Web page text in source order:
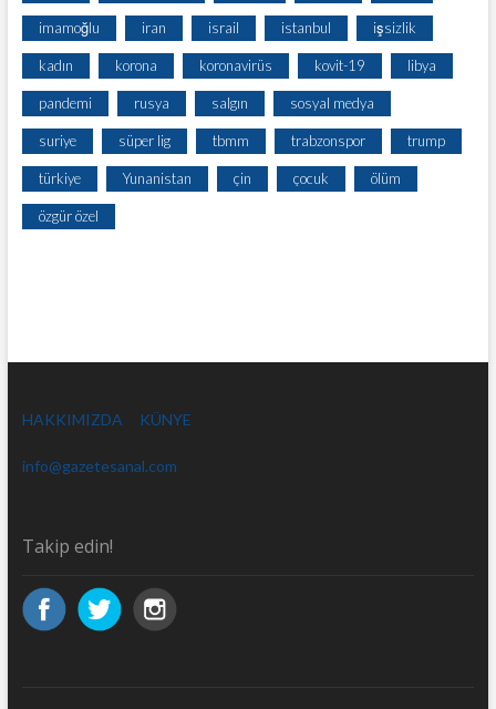
imamoğlu iran israil istanbul işsizlik
kadın korona koronavirüs kovit-19 libya
pandemi rusya salgın sosyal medya
suriye süper lig tbmm trabzonspor trump
türkiye Yunanistan çin çocuk ölüm
özgür özel
HAKKIMIZDA KÜNYE
info@gazetesanal.com
Takip edin!